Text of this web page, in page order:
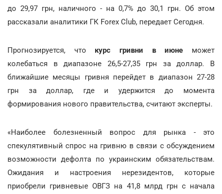
до 29,97 грн, наличного - на 0,7% до 30,1 грн. Об этом
рассказали аналитики ГК Forex Club, передает Сегодня.
Прогнозируется, что курс гривни в июне может
колебаться в диапазоне 26,5-27,35 грн за доллар. В
ближайшие месяцы гривня перейдет в диапазон 27-28
грн за доллар, где и удержится до момента
формирования нового правительства, считают эксперты.
«Наиболее болезненный вопрос для рынка - это
спекулятивный спрос на гривню в связи с обсуждением
возможности дефолта по украинским обязательствам.
Ожидания и настроения нерезидентов, которые
приобрели гривневые ОВГЗ на 41,8 млрд грн с начала